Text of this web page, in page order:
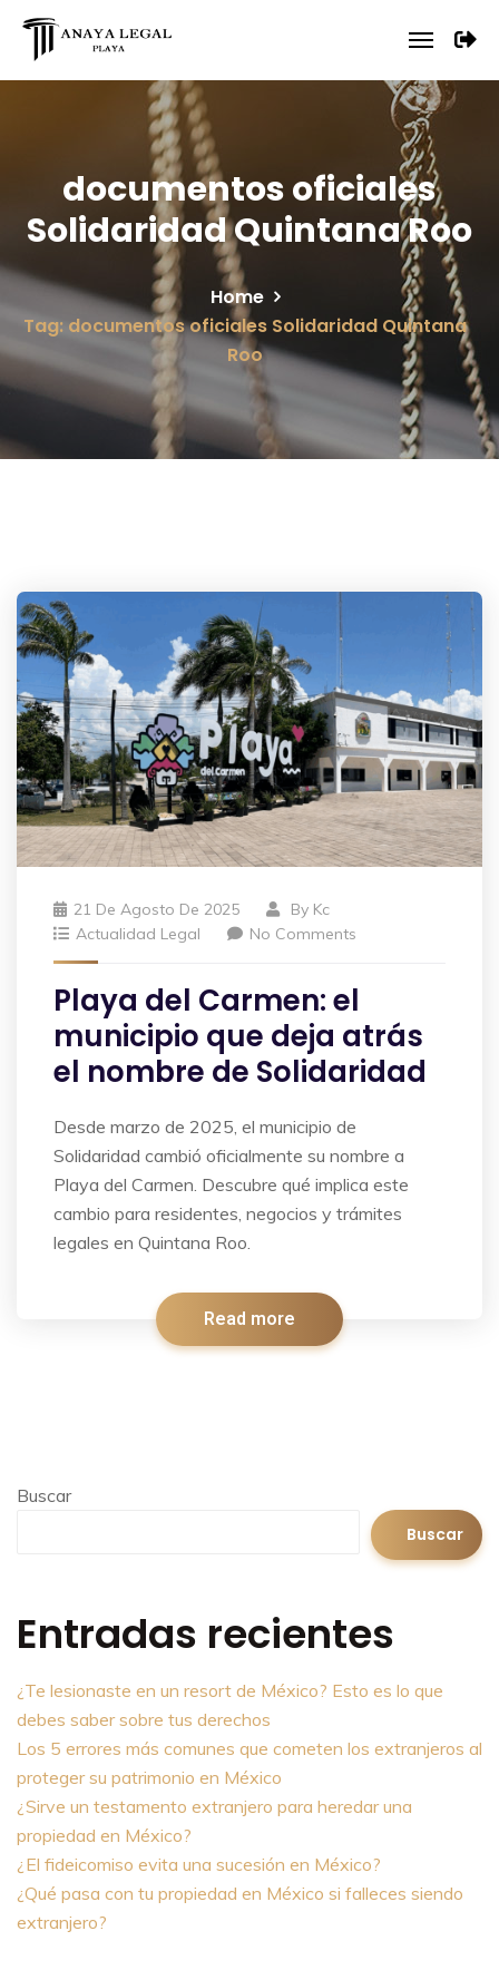
documentos oficiales
Solidaridad Quintana Roo
Home
Tag: documentos oficiales Solidaridad Quintana
Roo
21 De Agosto De 2025 By Kc
Actualidad Legal
No Comments
Playa del Carmen: el
municipio que deja atrás
el nombre de Solidaridad
Desde marzo de 2025, el municipio de
Solidaridad cambió oficialmente su nombre a
Playa del Carmen. Descubre qué implica este
cambio para residentes, negocios y trámites
legales en Quintana Roo.
Read more
Buscar
Buscar
Entradas recientes
¿Te lesionaste en un resort de México? Esto es lo que
debes saber sobre tus derechos
Los 5 errores más comunes que cometen los extranjeros al
proteger su patrimonio en México
¿Sirve un testamento extranjero para heredar una
propiedad en México?
¿El fideicomiso evita una sucesión en México?
¿Qué pasa con tu propiedad en México si falleces siendo
extranjero?